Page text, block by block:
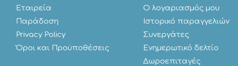
Εταιρεία
Παράδοση
Privacy Policy
Όροι και Προϋποθέσεις
Ο λογαριασμός μου
Ιστορικό παραγγελιών
Συνεργάτες
Ενημερωτικό δελτίο
Δωροεπιταγές